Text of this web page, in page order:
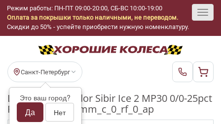
Режим работы: ПН-ПТ 09:00-20:00, СБ-ВС 10:00-19:00
Оплата за покрышки только наличными, не переводом.
Скидки до 50% - успейте приобрести нужную номенклатуру.
Санкт-Петербург
Это ваш город?
Да Нет
Шины бу Matador Sibir Ice 2 MP30 0/0-25pct
R17_225_65_4-5mm_c_0_rf_0_ap